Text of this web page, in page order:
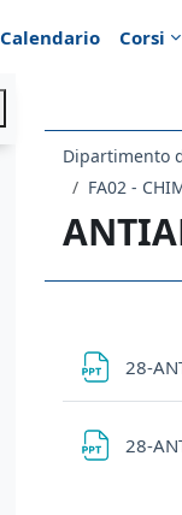
Calendario Corsi
Dipartimento
FA02 -
28-
28-